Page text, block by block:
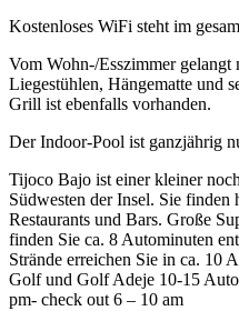
Kostenloses WiFi steht im
Vom Wohn-/Esszimmer gelangt
Liegestühlen, Hängematte und
Grill ist ebenfalls vorhanden.
Der Indoor-Pool ist ganzjährig
Tijoco Bajo ist einer kleiner
Südwesten der Insel. Sie
Restaurants und Bars. Große
finden Sie ca. 8 Autominuten
Strände erreichen Sie in ca. 10
Golf und Golf Adeje 10-15
pm- check out 6 – 10 am